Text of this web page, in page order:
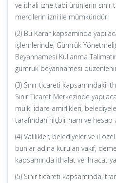
ve ithali izne tabi ürünlerin
mercilerin izni ile mümkündür.
(2) Bu Karar kapsamında
işlemlerinde, Gümrük
Beyannamesi Kullanma
gümrük beyannamesi
(3) Sınır ticareti kapsamındaki
Sınır Ticaret Merkezinde
mülki idare amirlikleri,
tarafından hiçbir nam ve hesap
(4) Valilikler, belediyeler ve il
bunlar adına kurulan vakıf,
kapsamında ithalat ve ihracat
(5) Sınır ticareti kapsamında,